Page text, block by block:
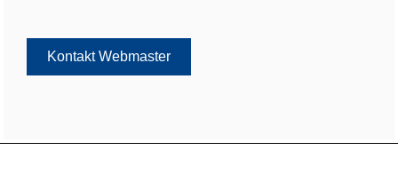
Kontakt Webmaster